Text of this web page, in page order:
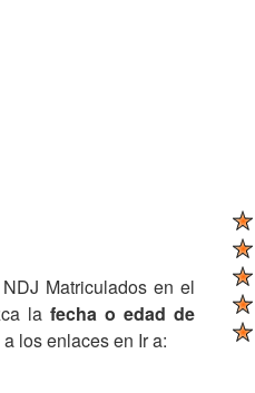
Matriculados en el
lafecha o edad de
los enlaces en Ir a: